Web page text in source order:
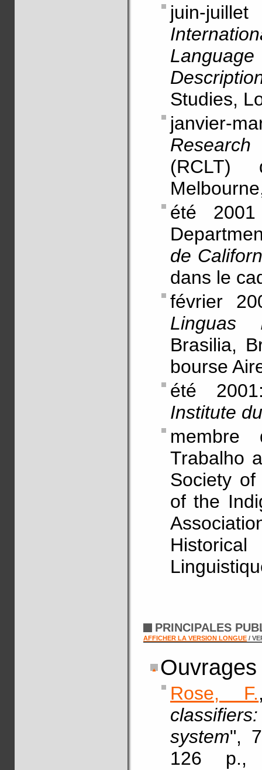
juin-
Studies,
janvier-
(RCLT)
été
de
dans le
février
Linguas
Brasilia,
bourse
été
Institute
membre
Trabalho
Society
of the
PRINCIPALES
AFFICHER LA VERSION LONGUE /
Ouvrages
Rose, F.
system",
126 p.,